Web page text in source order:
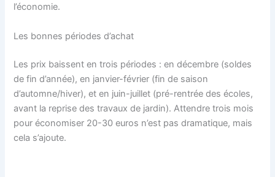
l’économie.
Les bonnes périodes d’achat
Les prix baissent en trois périodes : en décembre (soldes
de fin d’année), en janvier-février (fin de saison
d’automne/hiver), et en juin-juillet (pré-rentrée des écoles,
avant la reprise des travaux de jardin). Attendre trois mois
pour économiser 20-30 euros n’est pas dramatique, mais
cela s’ajoute.